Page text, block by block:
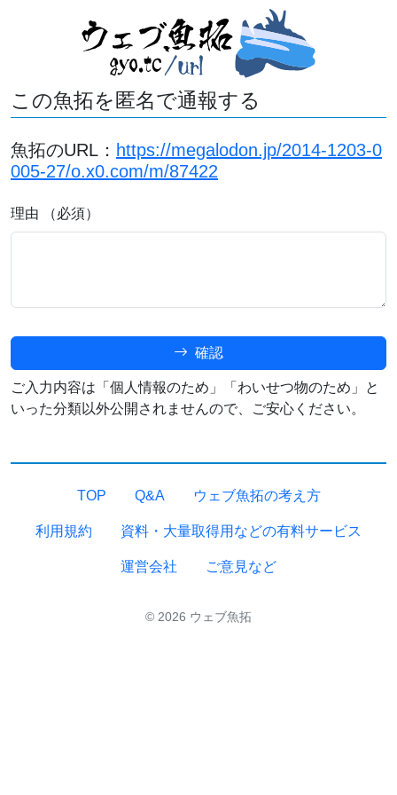
この魚拓を匿名で通報する
魚拓のURL： https://megalodon.jp/2014-1203-0
005-27/o.x0.com/m/87422
理由 （必須）
確認
ご入力内容は「個人情報のため」「わいせつ物のため」と
いった分類以外公開されませんので、ご安心ください。
TOP Q&A ウェブ魚拓の考え方
利用規約 資料・大量取得用などの有料サービス
運営会社 ご意見など
© 2026 ウェブ魚拓